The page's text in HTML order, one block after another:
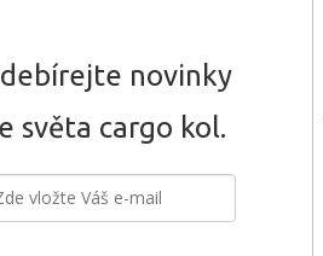
novinky
světa cargo kol.